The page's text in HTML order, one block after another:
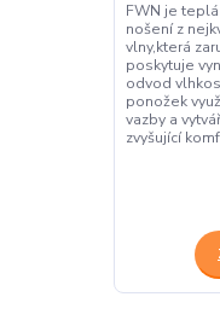
FWN je
nošení z
vlny,která
poskytuje
odvod
ponožek
vazby a
zvyšující